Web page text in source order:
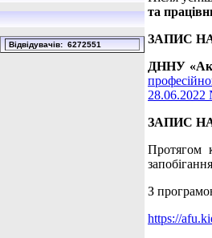
Вiдвiдувачiв: 6272551
та
ЗАПИС
ДННУ
28.06.2022
ЗАПИС
Протягом
З
https://